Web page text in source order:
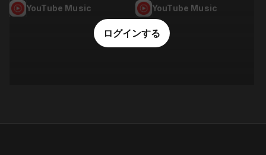
YouTube Music YouTube Music
ログインする